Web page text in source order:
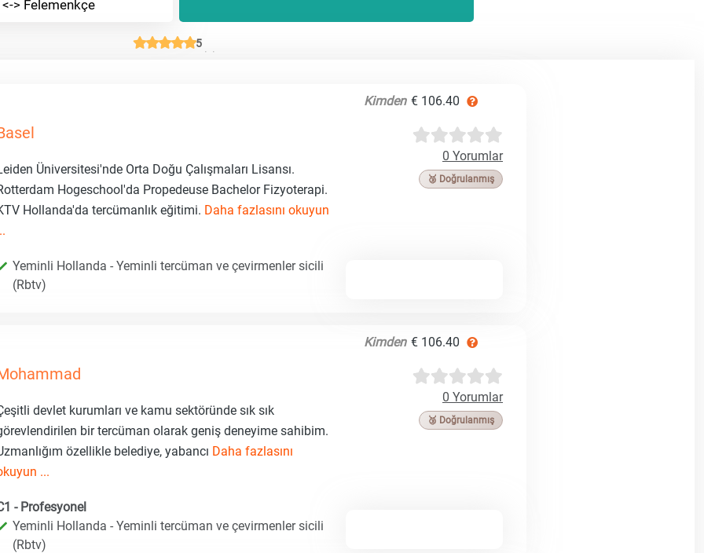
> Felemenkçe
5
Kimden € 106.40
0 Yorumlar
🥉 Doğrulanmış
Üniversitesi'nde Orta Doğu Çalışmaları Lisansı.
Hogeschool'da Propedeuse Bachelor Fizyoterapi.
Hollanda'da tercümanlık eğitimi. Daha fazlasını okuyun
Yeminli Hollanda - Yeminli tercüman ve çevirmenler sicili
(Rbtv)
Kimden € 106.40
0 Yorumlar
🥉 Doğrulanmış
devlet kurumları ve kamu sektöründe sık sık
bir tercüman olarak geniş deneyime sahibim.
özellikle belediye, yabancı Daha fazlasını
...
- Profesyonel
Yeminli Hollanda - Yeminli tercüman ve çevirmenler sicili
(Rbtv)